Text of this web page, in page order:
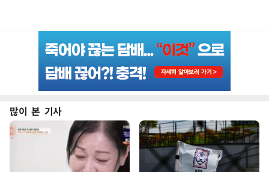
많이 본 기사